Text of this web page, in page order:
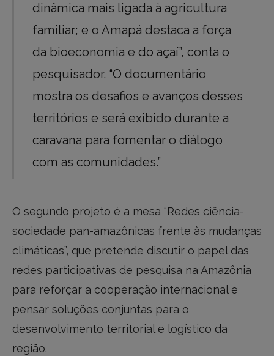
dinâmica mais ligada à agricultura
familiar; e o Amapá destaca a força
da bioeconomia e do açaí”, conta o
pesquisador. “O documentário
mostra os desafios e avanços desses
territórios e será exibido durante a
caravana para fomentar o diálogo
com as comunidades.”
O segundo projeto é a mesa “Redes ciência-
sociedade pan-amazônicas frente às mudanças
climáticas”, que pretende discutir o papel das
redes participativas de pesquisa na Amazônia
para reforçar a cooperação internacional e
pensar soluções conjuntas para o
desenvolvimento territorial e logístico da
região.